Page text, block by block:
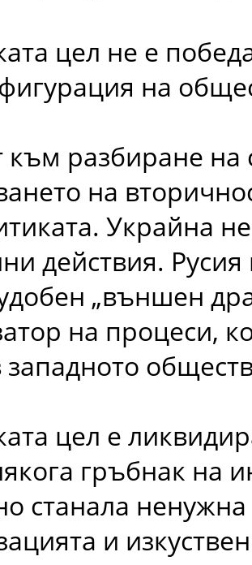
цел не е
на
разбиране на
на
Украйна
действия. Русия
„външен
на процеси,
западното
цел е
гръбнак на
станала
и